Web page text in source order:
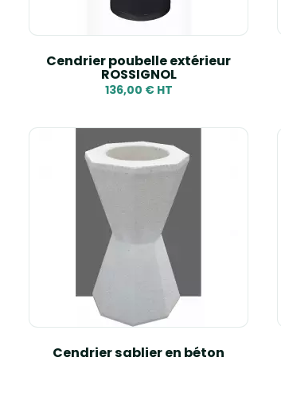
Cendrier poubelle extérieur
ROSSIGNOL
136,00 € HT
Cendrier sablier en béton